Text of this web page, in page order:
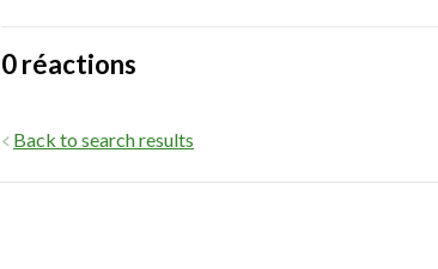
0 réactions
Back to search results